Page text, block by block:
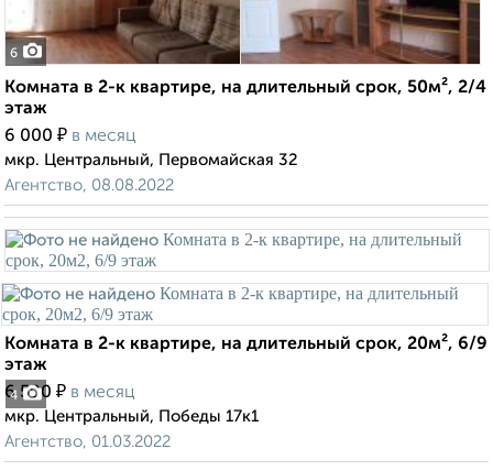
6
Комната в 2-к квартире, на длительный срок, 50м², 2/4
этаж
6 000 ₽ в месяц
мкр. Центральный, Первомайская 32
Агентство, 08.08.2022
4
Комната в 2-к квартире, на длительный срок, 20м², 6/9
этаж
6 500 ₽ в месяц
мкр. Центральный, Победы 17к1
Агентство, 01.03.2022